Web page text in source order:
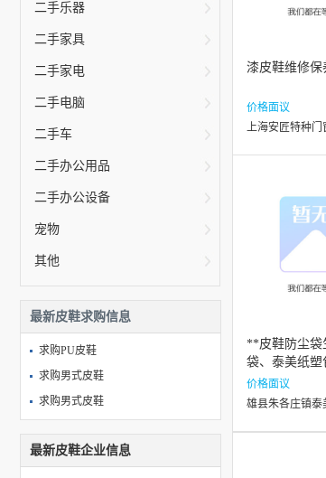
二手乐器
二手家具
二手家电
二手电脑
二手车
二手办公用品
二手办公设备
宠物
其他
最新皮鞋求购信息
求购PU皮鞋
求购男式皮鞋
求购男式皮鞋
求购牛皮男式皮鞋
最新皮鞋企业信息
漆皮鞋维修
价格面议
上海安匠特种门
**皮鞋防尘袋
袋、泰美纸塑
价格面议
雄县朱各庄镇泰